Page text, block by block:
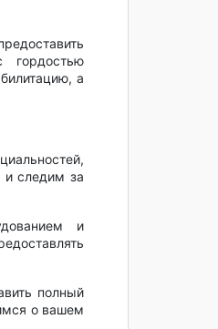
гордостью
а
и следим за
и
полный
о вашем